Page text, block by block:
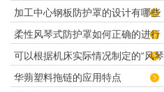
及应用
加工中心钢板防护罩的设计有哪些
特点？
柔性风琴式防护罩如何正确的进行
安装？
可以根据机床实际情况制定的“风琴
导轨防护罩”
华蒴塑料拖链的应用特点